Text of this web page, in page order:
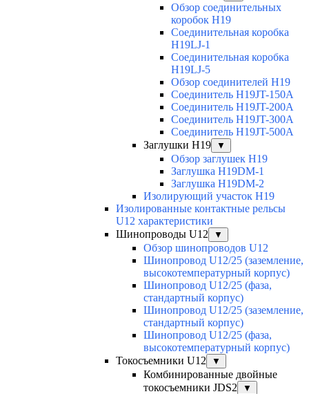
Обзор соединительных
коробок H19
Соединительная коробка
H19LJ-1
Соединительная коробка
H19LJ-5
Обзор соединителей H19
Соединитель H19JT-150A
Соединитель H19JT-200A
Соединитель H19JT-300A
Соединитель H19JT-500A
Заглушки H19
▼
Обзор заглушек H19
Заглушка H19DM-1
Заглушка H19DM-2
Изолирующий участок H19
Изолированные контактные рельсы
U12 характеристики
Шинопроводы U12
▼
Обзор шинопроводов U12
Шинопровод U12/25 (заземление,
высокотемпературный корпус)
Шинопровод U12/25 (фаза,
стандартный корпус)
Шинопровод U12/25 (заземление,
стандартный корпус)
Шинопровод U12/25 (фаза,
высокотемпературный корпус)
Токосъемники U12
▼
Комбинированные двойные
токосъемники JDS2
▼